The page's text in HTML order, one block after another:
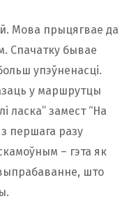
Мова прыцягвае да
Спачатку бывае
упэўненасці.
у маршрутцы
ласка” замест “На
першага разу
– гэта як
выпрабаванне, што